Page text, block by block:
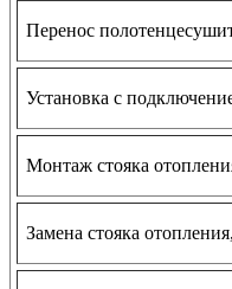
Перенос
Установка с
Монтаж стояка
Замена стояка